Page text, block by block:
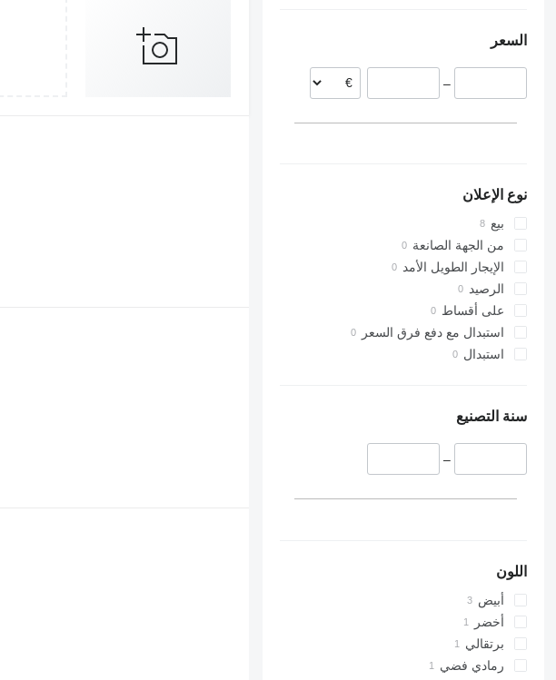
ألمانيا
السعر
–
نوع الإعلان
بيع
من الجهة الصانعة
الإيجار الطويل الأمد
الرصيد
على أقساط
استبدال مع دفع فرق السعر
استبدال
سنة التصنيع
–
اللون
أبيض
أخضر
برتقالي
رمادي فضي